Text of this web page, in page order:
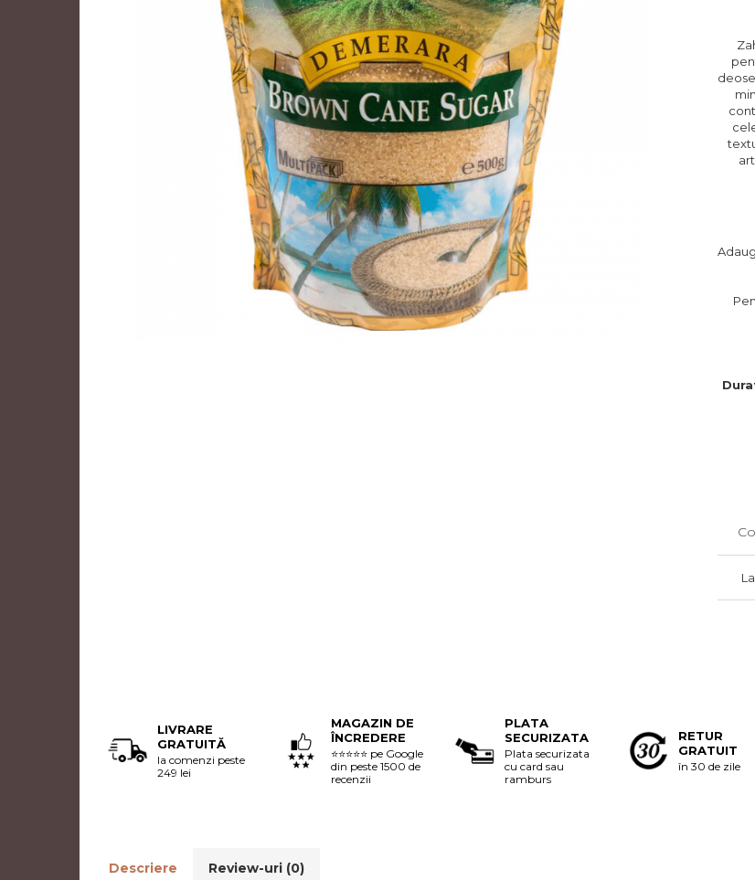
LIVRARE
GRATUITĂ
la comenzi peste
249 lei
MAGAZIN DE
ÎNCREDERE
⭐⭐⭐⭐⭐ pe Google
din peste 1500 de
recenzii
PLATA
SECURIZATA
Plata securizata
cu card sau
ramburs
RETUR
GRATUIT
în 30 de zile
Descriere Review-uri (0)